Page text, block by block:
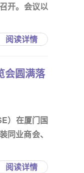
开。会议以
阅读详情
会圆满落
）在厦门国
同业商会、
阅读详情